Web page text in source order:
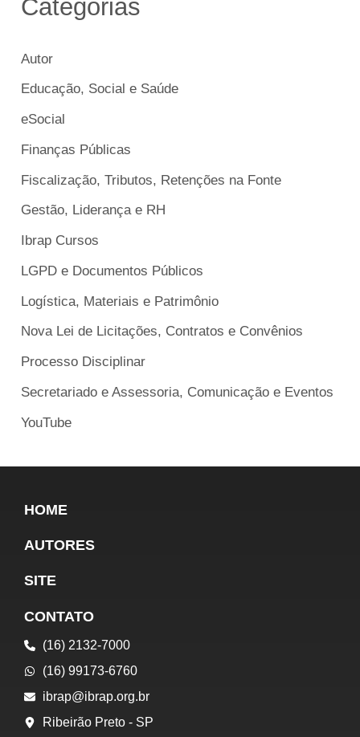
Categorias
Autor
Educação, Social e Saúde
eSocial
Finanças Públicas
Fiscalização, Tributos, Retenções na Fonte
Gestão, Liderança e RH
Ibrap Cursos
LGPD e Documentos Públicos
Logística, Materiais e Patrimônio
Nova Lei de Licitações, Contratos e Convênios
Processo Disciplinar
Secretariado e Assessoria, Comunicação e Eventos
YouTube
HOME
AUTORES
SITE
CONTATO
(16) 2132-7000
(16) 99173-6760
ibrap@ibrap.org.br
Ribeirão Preto - SP